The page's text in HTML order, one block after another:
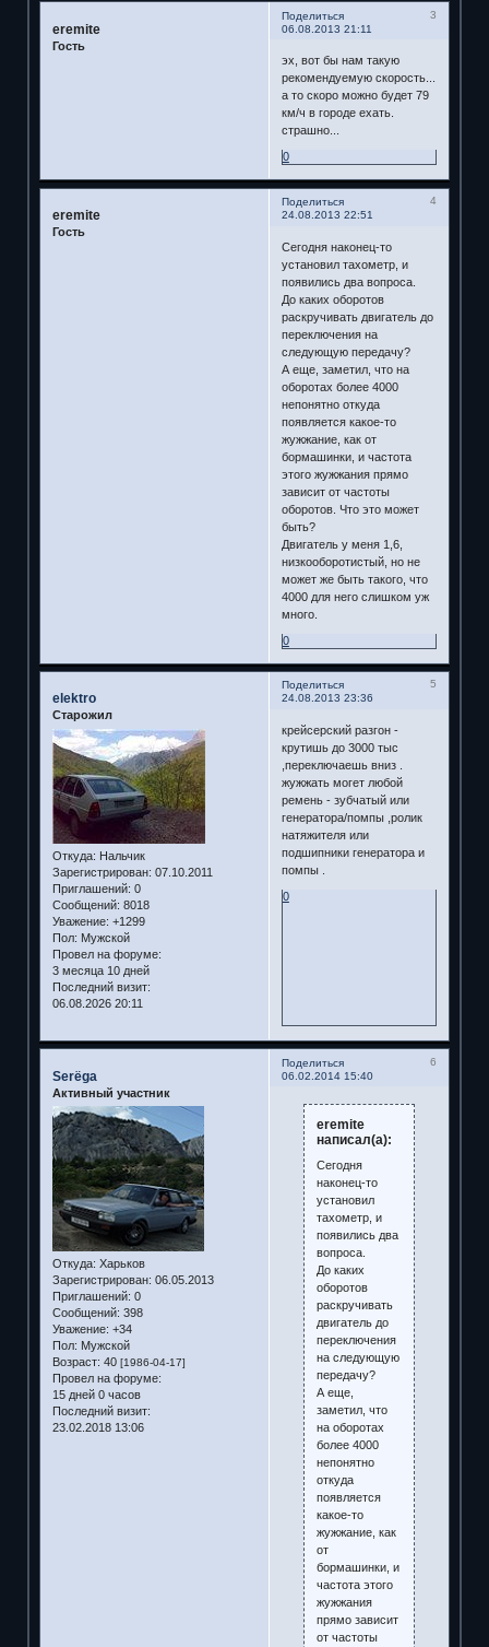
Поделиться
3
06.08.2013 21:11
eremite
Гость
эх, вот бы нам такую
рекомендуемую скорость...
а то скоро можно будет 79
км/ч в городе ехать.
страшно...
0
Поделиться
4
24.08.2013 22:51
eremite
Гость
Сегодня наконец-то
установил тахометр, и
появились два вопроса.
До каких оборотов
раскручивать двигатель до
переключения на
следующую передачу?
А еще, заметил, что на
оборотах более 4000
непонятно откуда
появляется какое-то
жужжание, как от
бормашинки, и частота
этого жужжания прямо
зависит от частоты
оборотов. Что это может
быть?
Двигатель у меня 1,6,
низкооборотистый, но не
может же быть такого, что
4000 для него слишком уж
много.
0
Поделиться
5
24.08.2013 23:36
elektro
Старожил
Откуда: Нальчик
Зарегистрирован: 07.10.2011
Приглашений: 0
Сообщений: 8018
Уважение: +1299
Пол: Мужской
Провел на форуме:
3 месяца 10 дней
Последний визит:
06.08.2026 20:11
крейсерский разгон -
крутишь до 3000 тыс
,переключаешь вниз .
жужжать могет любой
ремень - зубчатый или
генератора/помпы ,ролик
натяжителя или
подшипники генератора и
помпы .
0
Поделиться
6
06.02.2014 15:40
Serёga
Активный участник
Откуда: Харьков
Зарегистрирован: 06.05.2013
Приглашений: 0
Сообщений: 398
Уважение: +34
Пол: Мужской
Возраст: 40 [1986-04-17]
Провел на форуме:
15 дней 0 часов
Последний визит:
23.02.2018 13:06
eremite
написал(а):
Сегодня
наконец-то
установил
тахометр, и
появились два
вопроса.
До каких
оборотов
раскручивать
двигатель до
переключения
на следующую
передачу?
А еще,
заметил, что
на оборотах
более 4000
непонятно
откуда
появляется
какое-то
жужжание, как
от
бормашинки, и
частота этого
жужжания
прямо зависит
от частоты